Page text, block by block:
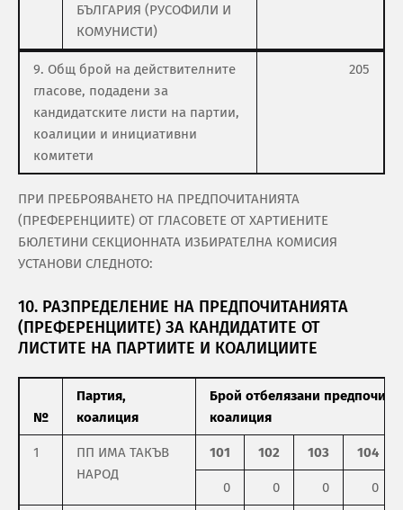
БЪЛГАРИЯ (РУСОФИЛИ И
КОМУНИСТИ)
9. Общ брой на действителните
гласове, подадени за
кандидатските листи на партии,
коалиции и инициативни
комитети
205
ПРИ ПРЕБРОЯВАНЕТО НА ПРЕДПОЧИТАНИЯТА
(ПРЕФЕРЕНЦИИТЕ) ОТ ГЛАСОВЕТЕ ОТ ХАРТИЕНИТЕ
БЮЛЕТИНИ СЕКЦИОННАТА ИЗБИРАТЕЛНА КОМИСИЯ
УСТАНОВИ СЛЕДНОТО:
10. РАЗПРЕДЕЛЕНИЕ НА ПРЕДПОЧИТАНИЯТА
(ПРЕФЕРЕНЦИИТЕ) ЗА КАНДИДАТИТЕ ОТ
ЛИСТИТЕ НА ПАРТИИТЕ И КОАЛИЦИИТЕ
№
Партия,
коалиция
Брой отбелязани
коалиция
1
ПП ИМА ТАКЪВ
НАРОД
101 102 103 104
0 0 0 0